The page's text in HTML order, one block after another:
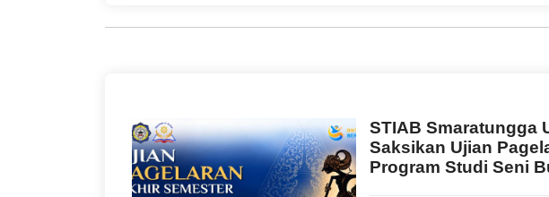
STIAB Smaratungga
Saksikan Ujian
Program Studi Seni